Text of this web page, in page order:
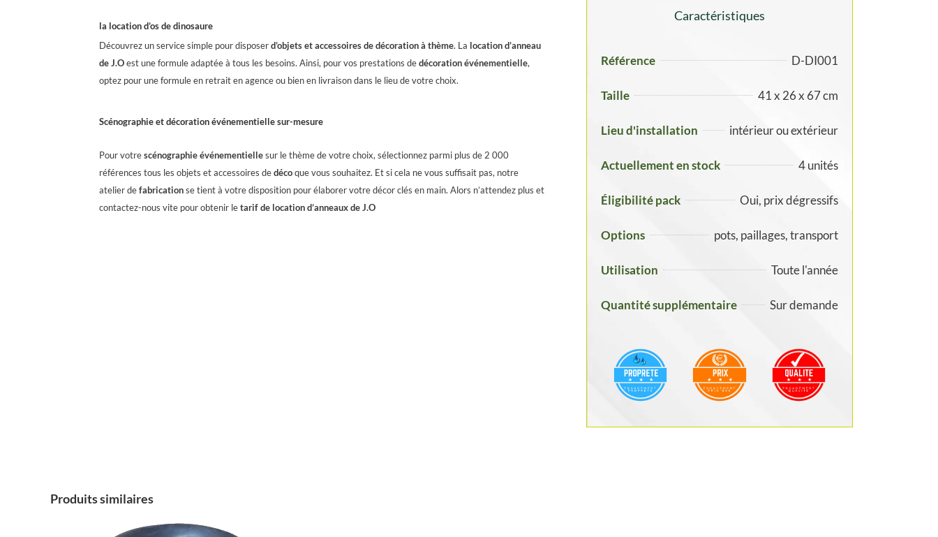
la location d’os de dinosaure
Découvrez un service simple pour disposerd’objets et accessoires de décoration à thème. La location d’anneau
de J.Oest une formule adaptée à tous les besoins. Ainsi, pour vos prestations dedécoration événementielle,
optez pour une formule en retrait en agence ou bien en livraison dans le lieu de votre choix.
Scénographie et décoration événementielle sur-mesure
Pour votrescénographie événementiellesur le thème de votre choix, sélectionnez parmi plus de 2 000
références tous les objets et accessoires dedécoque vous souhaitez. Et si cela ne vous suffisait pas, notre
atelier defabricationse tient à votre disposition pour élaborer votre décor clés en main. Alors n’attendez plus et
contactez-nous vite pour obtenir letarif de location d’anneaux de J.O
Caractéristiques
Référence D-DI001
Taille 41 x 26 x 67 cm
Lieu d'installation intérieur ou extérieur
Actuellement en stock 4 unités
Éligibilité pack Oui, prix dégressifs
Options pots, paillages, transport
Utilisation Toute l'année
Quantité supplémentaire Sur demande
Produits similaires